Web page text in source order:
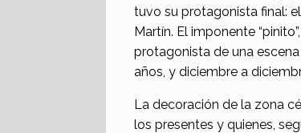
tuvo su protagonista final:
Martín. El imponente
protagonista de una
años, y diciembre a
La decoración de la zona
los presentes y quienes,